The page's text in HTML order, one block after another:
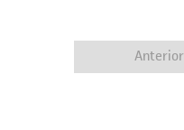
Anterior